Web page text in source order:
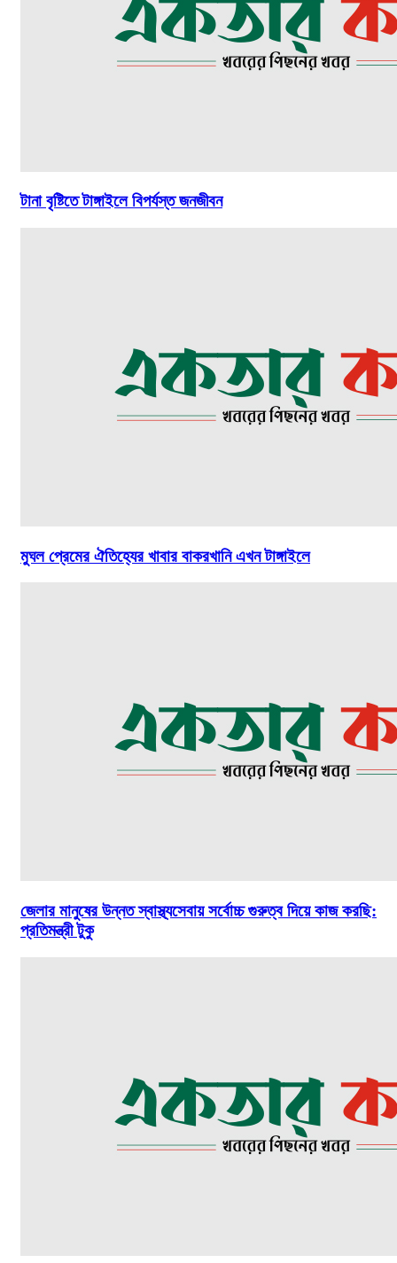
টানা বৃষ্টিতে টাঙ্গাইলে বিপর্যস্ত জনজীবন
মুঘল প্রেমের ঐতিহ্যের খাবার বাকরখানি এখন টাঙ্গাইলে
জেলার মানুষের উন্নত স্বাস্থ্যসেবায় সর্বোচ্চ গুরুত্ব দিয়ে কাজ করছি:
প্রতিমন্ত্রী টুকু